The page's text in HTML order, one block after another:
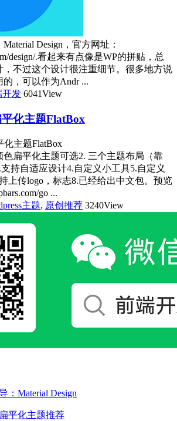
Design，官方网址：
design/.看起来有点像是WP的拼贴，总
，不过这个设计很注重细节。很多地方说
，可以作为Andr ...
开发 6041View
化主题FlatBox
色扁平化主题可选2. 三个主题布局（靠
持自适应设计4.自定义小工具5.自定义
上传logo，标志8.已经给出中文包。预览
go ...
主题, 原创推荐 3240View
：Material Design
平化主题推荐